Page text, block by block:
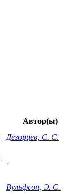
Автор(ы)
Дезорцев, С. С.
-
Вульфсон, Э. С.